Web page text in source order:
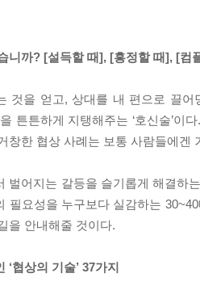
니까? [설득할 때], [흥정할 때], [컴
것을 얻고, 상대를 내 편으로 끌어
튼튼하게 지탱해주는 ‘호신술’
창한 협상 사례는 보통 사람들에겐
벌어지는 갈등을 슬기롭게 해결하
필요성을 누구보다 실감하는
을 안내해줄 것이다.
‘협상의 기술’ 37가지